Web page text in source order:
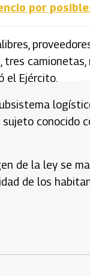
por
el Ejército.
conocido
de la ley se
de los